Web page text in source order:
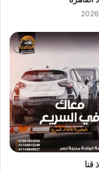
احترافية تتفهم
تعطيل حركة المرور
انقاذالمصرية تقدم
ونش عربياتمجهزة
أو كبيرة وخفيفةقنا